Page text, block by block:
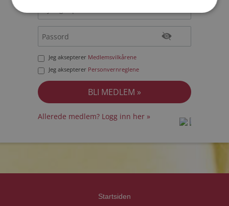
Jeg aksepterer Medlemsvilkårene
Jeg aksepterer Personvernreglene
Allerede medlem? Logg inn her »
Startsiden